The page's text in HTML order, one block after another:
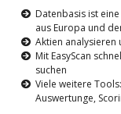
Datenbasis ist
aus Europa und
Aktien
Mit EasyScan
suchen
Viele weitere
Auswertunge,